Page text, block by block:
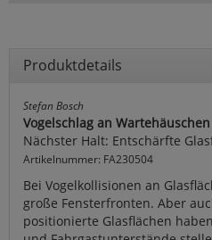
Produktdetails
Stefan Bosch
Vogelschlag an Wartehäuschen
Nächster Halt: Entschärfte
Artikelnummer: FA230504
Bei Vogelkollisionen an
große Fensterfronten. Aber
positionierte Glasflächen